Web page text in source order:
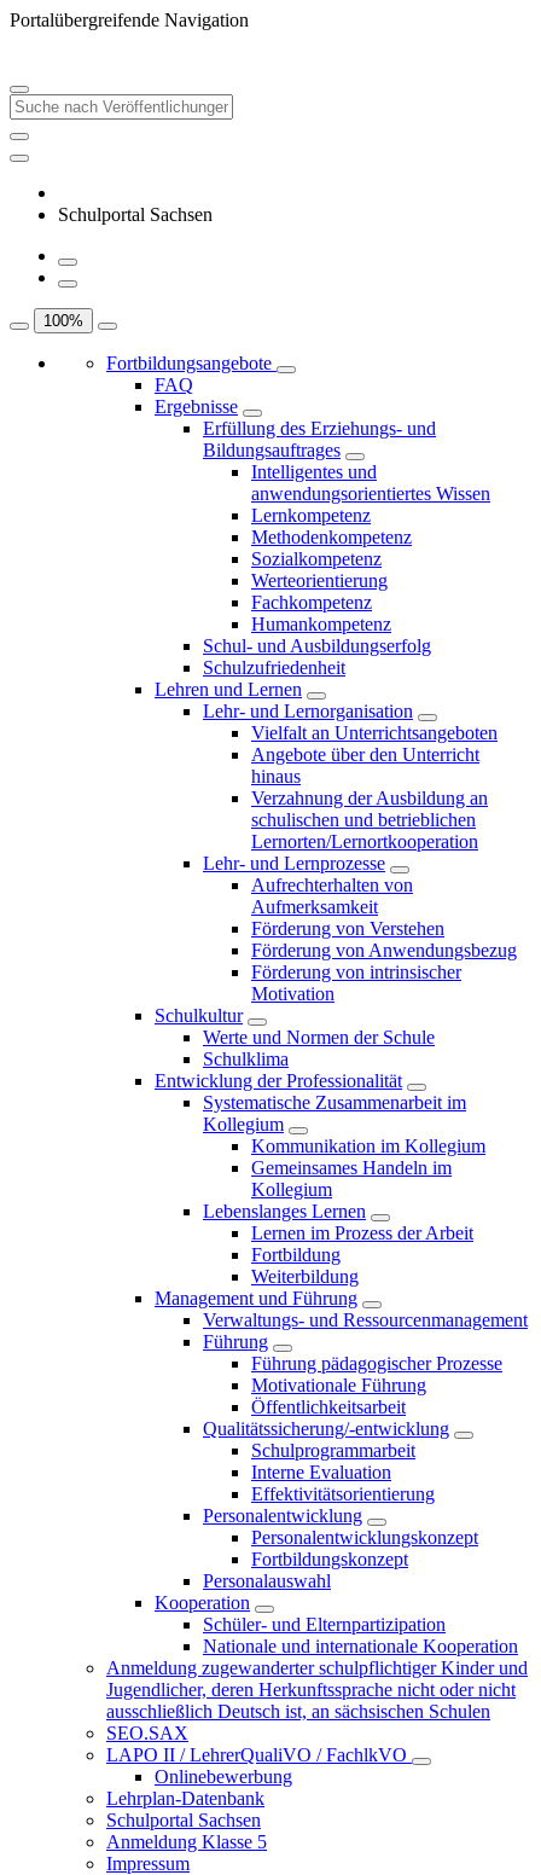
Portalübergreifende Navigation
Schulportal Sachsen
100%
Fortbildungsangebote
FAQ
Ergebnisse
Erfüllung des Erziehungs- und
Bildungsauftrages
Intelligentes und
anwendungsorientiertes Wissen
Lernkompetenz
Methodenkompetenz
Sozialkompetenz
Werteorientierung
Fachkompetenz
Humankompetenz
Schul- und Ausbildungserfolg
Schulzufriedenheit
Lehren und Lernen
Lehr- und Lernorganisation
Vielfalt an Unterrichtsangeboten
Angebote über den Unterricht
hinaus
Verzahnung der Ausbildung an
schulischen und betrieblichen
Lernorten/Lernortkooperation
Lehr- und Lernprozesse
Aufrechterhalten von
Aufmerksamkeit
Förderung von Verstehen
Förderung von Anwendungsbezug
Förderung von intrinsischer
Motivation
Schulkultur
Werte und Normen der Schule
Schulklima
Entwicklung der Professionalität
Systematische Zusammenarbeit im
Kollegium
Kommunikation im Kollegium
Gemeinsames Handeln im
Kollegium
Lebenslanges Lernen
Lernen im Prozess der Arbeit
Fortbildung
Weiterbildung
Management und Führung
Verwaltungs- und Ressourcenmanagement
Führung
Führung pädagogischer Prozesse
Motivationale Führung
Öffentlichkeitsarbeit
Qualitätssicherung/-entwicklung
Schulprogrammarbeit
Interne Evaluation
Effektivitätsorientierung
Personalentwicklung
Personalentwicklungskonzept
Fortbildungskonzept
Personalauswahl
Kooperation
Schüler- und Elternpartizipation
Nationale und internationale Kooperation
Anmeldung zugewanderter schulpflichtiger Kinder und
Jugendlicher, deren Herkunftssprache nicht oder nicht
ausschließlich Deutsch ist, an sächsischen Schulen
SEO.SAX
LAPO II / LehrerQualiVO / FachlkVO
Onlinebewerbung
Lehrplan-Datenbank
Schulportal Sachsen
Anmeldung Klasse 5
Impressum